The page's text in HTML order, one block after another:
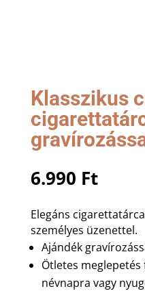
Klasszikus
6.990 Ft
Elegáns
személyes üzenettel.
Ajándék
Ötletes
névnapra vagy